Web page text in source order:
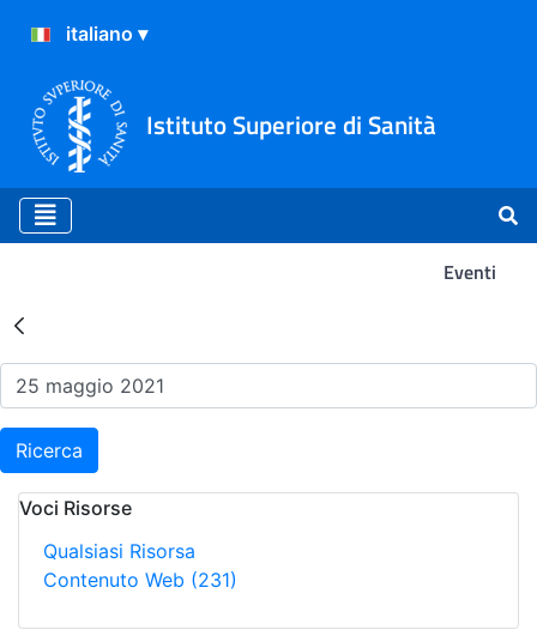
Istituto Superiore di Sanità
Eventi
Risultati della Ricerca -
Ricerca
Voci Risorse
Qualsiasi Risorsa
Contenuto Web (231)